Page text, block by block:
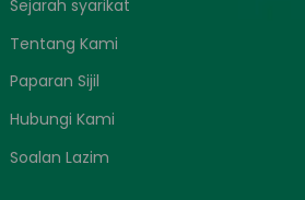
Sejarah syarikat
Tentang Kami
Paparan Sijil
Hubungi Kami
Soalan Lazim